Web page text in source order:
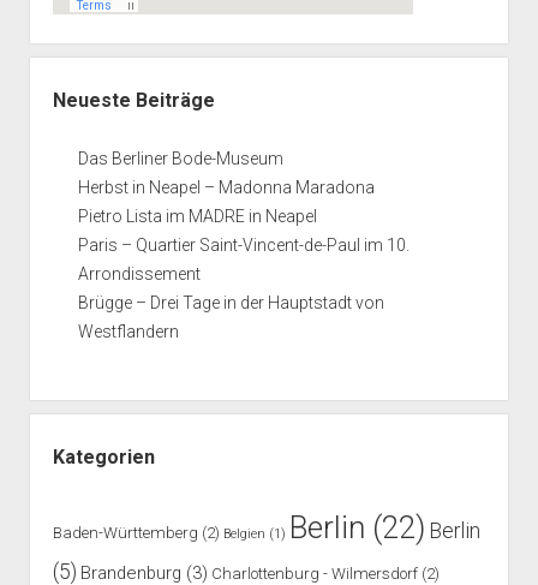
Neueste Beiträge
Das Berliner Bode-Museum
Herbst in Neapel – Madonna Maradona
Pietro Lista im MADRE in Neapel
Paris – Quartier Saint-Vincent-de-Paul im 10.
Arrondissement
Brügge – Drei Tage in der Hauptstadt von
Westflandern
Kategorien
Baden-Württemberg (2) Belgien (1) Berlin (22) Berlin
(5) Brandenburg (3) Charlottenburg - Wilmersdorf(2)